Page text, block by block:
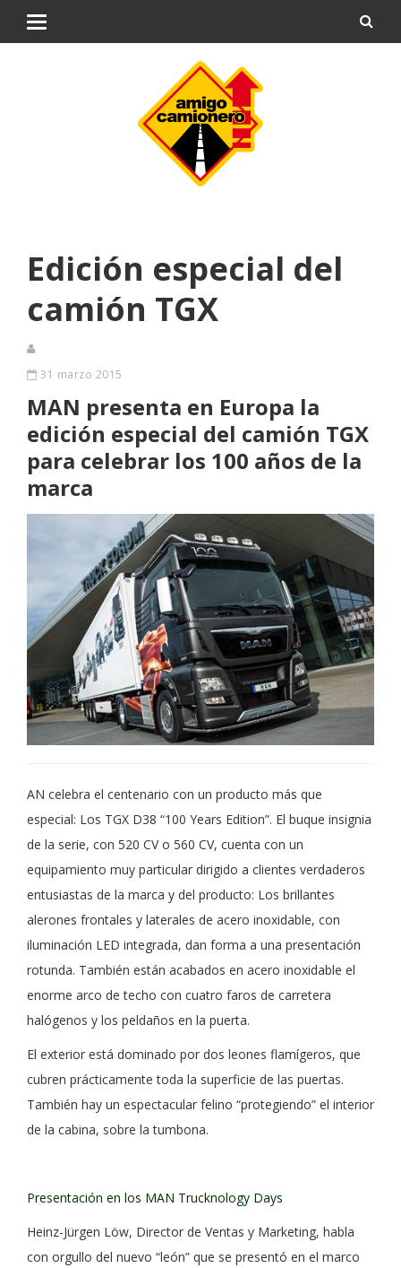
Edición especial del
camión TGX
31 marzo 2015
MAN presenta en Europa la
edición especial del camión TGX
para celebrar los 100 años de la
marca
AN celebra el centenario con un producto más que
especial: Los TGX D38 “100 Years Edition”. El buque insignia
de la serie, con 520 CV o 560 CV, cuenta con un
equipamiento muy particular dirigido a clientes verdaderos
entusiastas de la marca y del producto: Los brillantes
alerones frontales y laterales de acero inoxidable, con
iluminación LED integrada, dan forma a una presentación
rotunda. También están acabados en acero inoxidable el
enorme arco de techo con cuatro faros de carretera
halógenos y los peldaños en la puerta.
El exterior está dominado por dos leones flamígeros, que
cubren prácticamente toda la superficie de las puertas.
También hay un espectacular felino “protegiendo” el interior
de la cabina, sobre la tumbona.
Presentación en los MAN Trucknology Days
Heinz-Jürgen Löw, Director de Ventas y Marketing, habla
con orgullo del nuevo “león” que se presentó en el marco